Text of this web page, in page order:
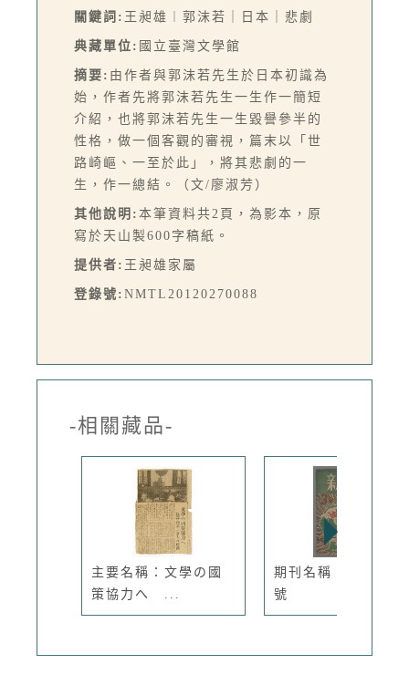
關鍵詞: 王昶雄︱郭沫若｜日本｜悲劇
典藏單位: 國立臺灣文學館
摘要: 由作者與郭沫若先生於日本初識為
始，作者先將郭沫若先生一生作一簡短
介紹，也將郭沫若先生一生毀譽參半的
性格，做一個客觀的審視，篇末以「世
路崎嶇、一至於此」，將其悲劇的一
生，作一總結。（文/廖淑芳）
其他說明: 本筆資料共2頁，為影本，原
寫於天山製600字稿紙。
提供者: 王昶雄家屬
登錄號: NMTL20120270088
-相關藏品-
主要名稱：文學の國
策協力へ ...
期刊名稱：新新1卷3
號